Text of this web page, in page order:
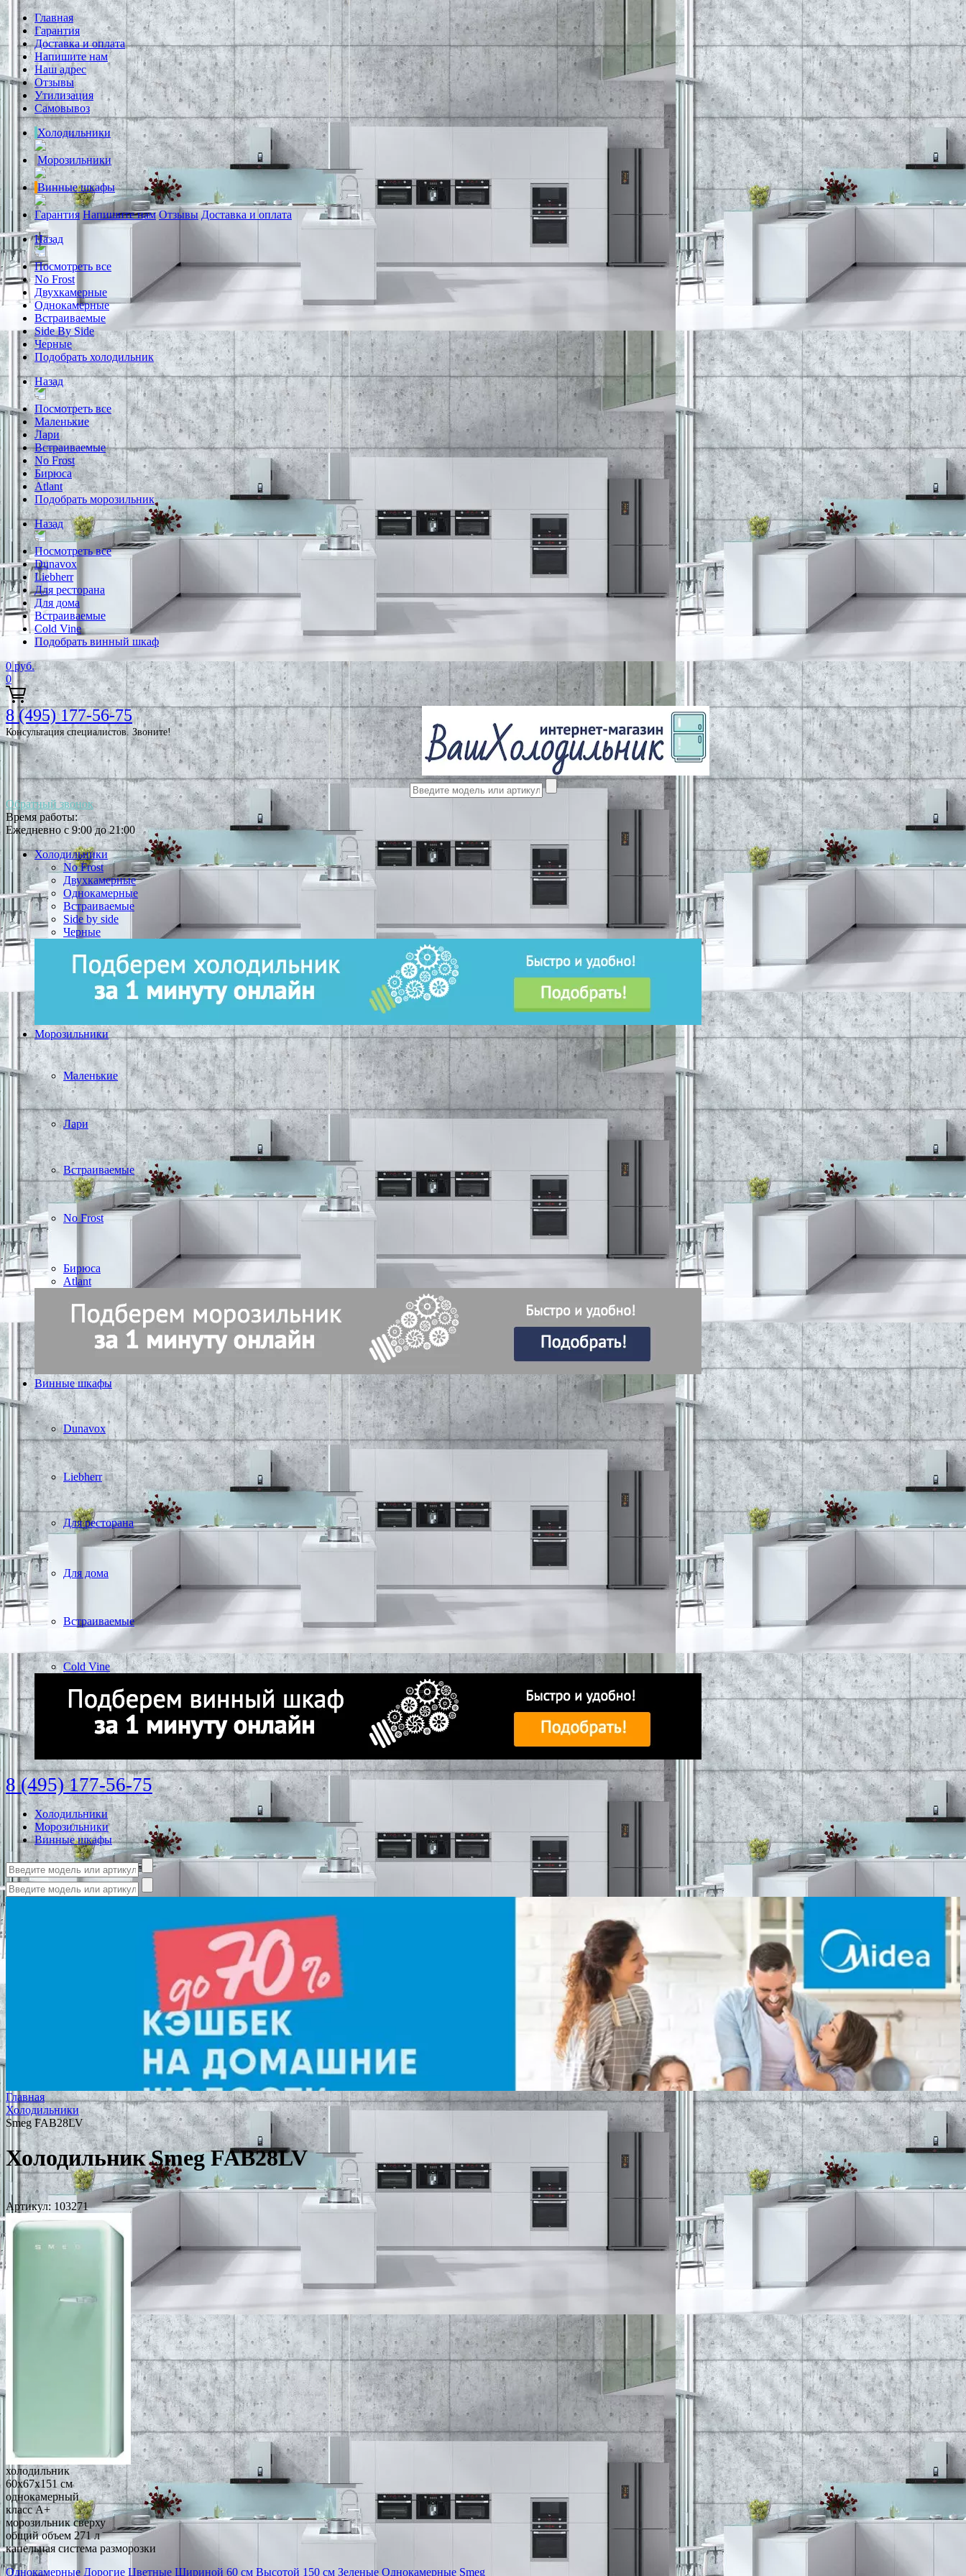
Главная
Гарантия
Доставка и оплата
Напишите нам
Наш адрес
Отзывы
Утилизация
Самовывоз
Холодильники
Морозильники
Винные шкафы
Гарантия Напишите нам Отзывы Доставка и оплата
Назад
Посмотреть все
No Frost
Двухкамерные
Однокамерные
Встраиваемые
Side By Side
Черные
Подобрать холодильник
Назад
Посмотреть все
Маленькие
Лари
Встраиваемые
No Frost
Бирюса
Atlant
Подобрать морозильник
Назад
Посмотреть все
Dunavox
Liebherr
Для ресторана
Для дома
Встраиваемые
Cold Vine
Подобрать винный шкаф
0 руб.
0
8 (495) 177-56-75
Консультация специалистов. Звоните!
Обратный звонок
Время работы:
Ежедневно с 9:00 до 21:00
Холодильники
No Frost
Двухкамерные
Однокамерные
Встраиваемые
Side by side
Черные
Морозильники
Маленькие
Лари
Встраиваемые
No Frost
Бирюса
Atlant
Винные шкафы
Dunavox
Liebherr
Для ресторана
Для дома
Встраиваемые
Cold Vine
8 (495) 177-56-75
Холодильники
Морозильники
Винные шкафы
Главная
Холодильники
Smeg FAB28LV
Холодильник Smeg FAB28LV
Артикул: 103271
холодильник
60x67x151 см
однокамерный
класс A+
морозильник сверху
общий объем 271 л
капельная система разморозки
Однокамерные Дорогие Цветные Шириной 60 см Высотой 150 см Зеленые Однокамерные Smeg